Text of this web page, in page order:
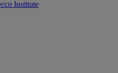
Institute